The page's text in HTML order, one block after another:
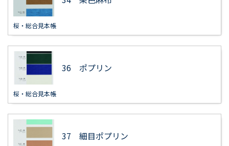
桜・総合見本帳
36 ポプリン
桜・総合見本帳
37 細目ポプリン